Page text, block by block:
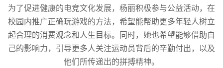
为了促进健康的电竞文化发展，杨丽积极参与公益活动，在
校园内推广正确玩游戏的方法，希望能帮助更多年轻人树立
起合理的消费观念和人生目标。同时，她也希望能够借助自
己的影响力，引导更多人关注运动员背后的辛勤付出，以及
他们所传递出的拼搏精神。